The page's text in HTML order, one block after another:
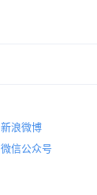
新浪微博
微信公众号